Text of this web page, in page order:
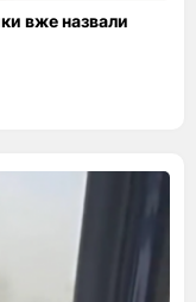
вже назвали